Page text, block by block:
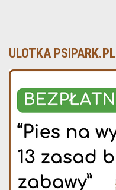
ULOTKA PSIPARK.PL